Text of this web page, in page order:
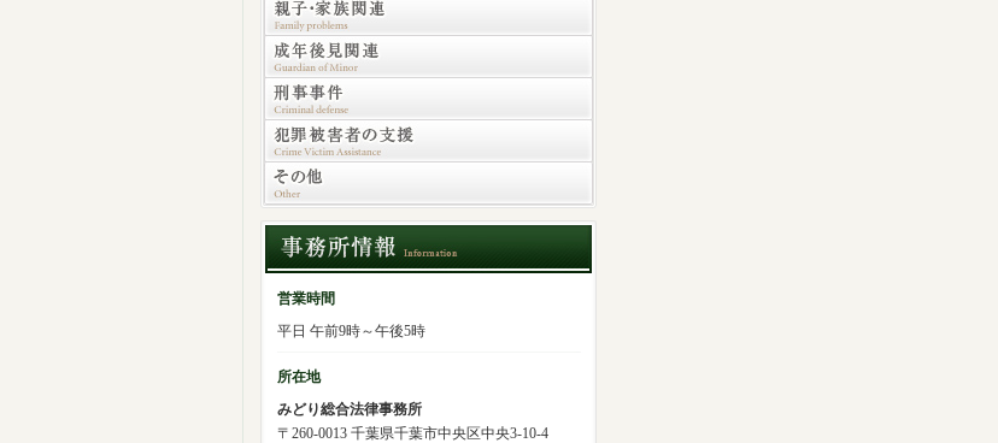
営業時間
平日 午前9時～午後5時
所在地
みどり総合法律事務所
〒260-0013 千葉県千葉市中央区中央3-10-4